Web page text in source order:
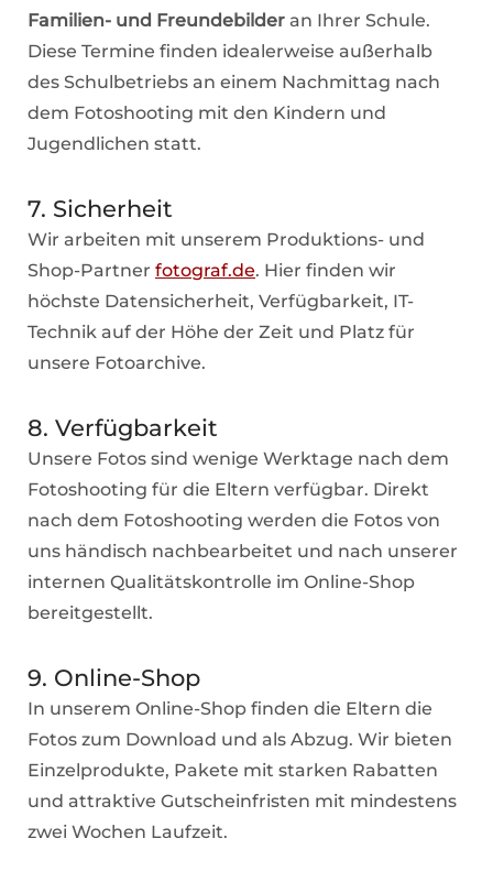
Familien- und Freundebilder an Ihrer Schule.
Diese Termine finden idealerweise außerhalb
des Schulbetriebs an einem Nachmittag nach
dem Fotoshooting mit den Kindern und
Jugendlichen statt.
7. Sicherheit
Wir arbeiten mit unserem Produktions- und
Shop-Partner fotograf.de. Hier finden wir
höchste Datensicherheit, Verfügbarkeit, IT-
Technik auf der Höhe der Zeit und Platz für
unsere Fotoarchive.
8. Verfügbarkeit
Unsere Fotos sind wenige Werktage nach dem
Fotoshooting für die Eltern verfügbar. Direkt
nach dem Fotoshooting werden die Fotos von
uns händisch nachbearbeitet und nach unserer
internen Qualitätskontrolle im Online-Shop
bereitgestellt.
9. Online-Shop
In unserem Online-Shop finden die Eltern die
Fotos zum Download und als Abzug. Wir bieten
Einzelprodukte, Pakete mit starken Rabatten
und attraktive Gutscheinfristen mit mindestens
zwei Wochen Laufzeit.